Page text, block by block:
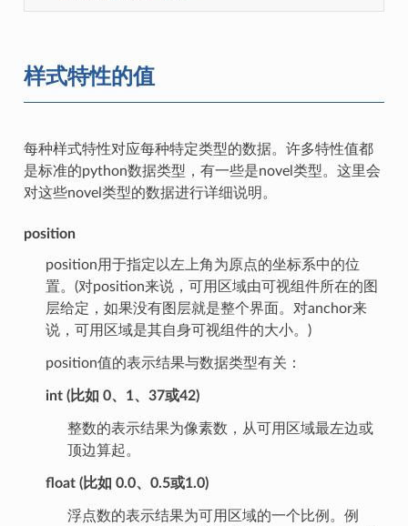
样式特性的值
每种样式特性对应每种特定类型的数据。许多特性值都
是标准的python数据类型，有一些是novel类型。这里会
对这些novel类型的数据进行详细说明。
position
position用于指定以左上角为原点的坐标系中的位
置。(对position来说，可用区域由可视组件所在的图
层给定，如果没有图层就是整个界面。对anchor来
说，可用区域是其自身可视组件的大小。)
position值的表示结果与数据类型有关：
int (比如 0、1、37或42)
整数的表示结果为像素数，从可用区域最左边或
顶边算起。
float (比如 0.0、0.5或1.0)
浮点数的表示结果为可用区域的一个比例。例